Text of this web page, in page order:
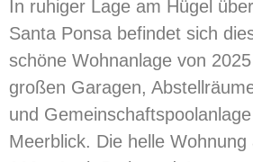
In ruhiger Lage am Hügel über
Santa Ponsa befindet sich
schöne Wohnanlage von
großen Garagen,
und
Meerblick. Die helle Wohnung